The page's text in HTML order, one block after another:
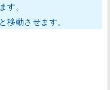
す。
移動させます。